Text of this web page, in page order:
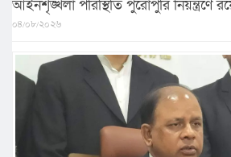
আইনশৃঙ্খলা পরিস্থিতি পুরোপুরি নিয়ন্ত্রণে
০৪/০৮/২০২৬